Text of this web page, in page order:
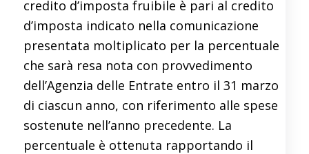
credito d’imposta fruibile è pari al credito
d’imposta indicato nella comunicazione
presentata moltiplicato per la percentuale
che sarà resa nota con provvedimento
dell’Agenzia delle Entrate entro il 31 marzo
di ciascun anno, con riferimento alle spese
sostenute nell’anno precedente. La
percentuale è ottenuta rapportando il